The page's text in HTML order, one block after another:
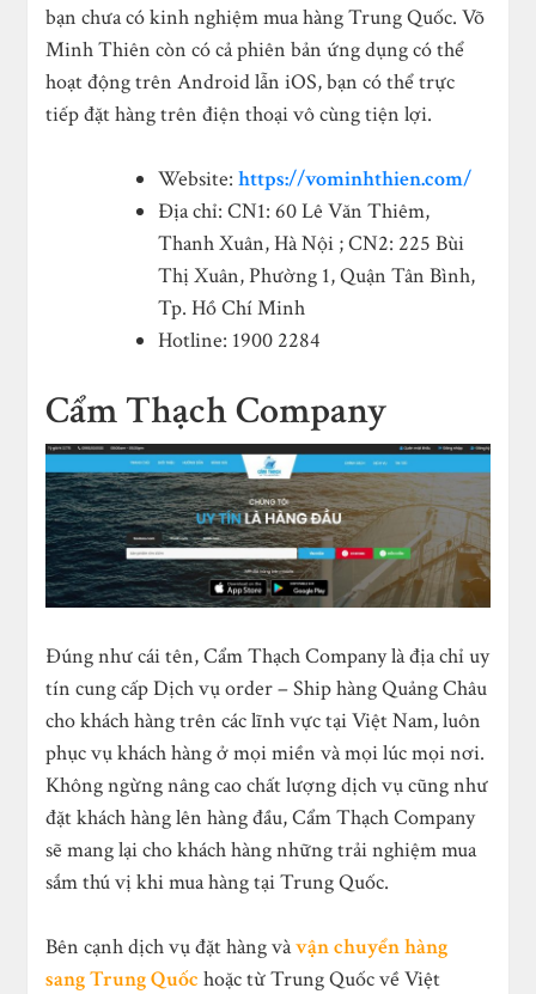
bạn chưa có kinh nghiệm mua hàng Trung Quốc. Võ
Minh Thiên còn có cả phiên bản ứng dụng có thể
hoạt động trên Android lẫn iOS, bạn có thể trực
tiếp đặt hàng trên điện thoại vô cùng tiện lợi.
Website:https://vominhthien.com/
Địa chỉ: CN1: 60 Lê Văn Thiêm,
Thanh Xuân, Hà Nội ; CN2: 225 Bùi
Thị Xuân, Phường 1, Quận Tân Bình,
Tp. Hồ Chí Minh
Hotline: 1900 2284
Cẩm Thạch Company
Đúng như cái tên, Cẩm Thạch Company là địa chỉ uy
tín cung cấp Dịch vụ order – Ship hàng Quảng Châu
cho khách hàng trên các lĩnh vực tại Việt Nam, luôn
phục vụ khách hàng ở mọi miền và mọi lúc mọi nơi.
Không ngừng nâng cao chất lượng dịch vụ cũng như
đặt khách hàng lên hàng đầu, Cẩm Thạch Company
sẽ mang lại cho khách hàng những trải nghiệm mua
sắm thú vị khi mua hàng tại Trung Quốc.
Bên cạnh dịch vụ đặt hàng vàvận chuyển hàng
sang Trung Quốc hoặc từ Trung Quốc về Việt